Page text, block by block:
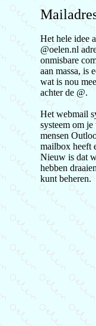
Het hele idee
@oelen.nl
onmisbare
aan massa, is
wat is nou
achter de @.
Het webmail
systeem om
mensen
mailbox heeft
Nieuw is dat
hebben
kunt beheren.